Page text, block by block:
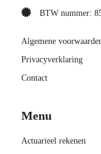
BTW nummer:
Algemene
Privacyverklaring
Contact
Menu
Actuarieel rekenen